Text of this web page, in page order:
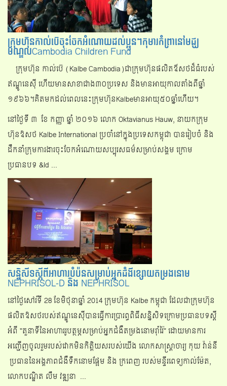
ក្រុមហ៊ុនកាល់ប៊េចុះចែកអំណោយដល់ប្អូនៗកុមារកំព្រានៅមជ្ឃ
មណ្ឌលCambodia Children Fund
ក្រុមហ៊ុន កាល់ប៊េ (Kalbe Cambodia)ជាក្រុមហ៊ុនផលិតឳសថដ៏ធំរបស់
ឥណ្ឌូនេស៊ី ហើយមានសាខាជាង៣០ប្រទេស និង​មានអាយុកាលតាំងពីឆ្នាំ
១៩៦៦។គិតមកដល់ពេលនេះក្រុមហ៊ុនKalbeមានអាយុ៥០ឆ្នាំហើយ។
នៅថ្ងៃទី ​​៣ ​ខែ កញ្ញា ឆ្នាំ ​២០១៦ លោក Oktavianus Hauw, នាយក​ក្រុម
ហ៊ុន​ឱសថ Kalbe International ប្រចាំ​នៅក្នុង​ប្រទេស​កម្ពុជា បានរៀបចំ និង
ដឹកនាំក្រុមការងារចុះចែកអំណោយសប្បុរសធម៌សម្រាប់សង្គម ក្រោម
ប្រធានបទ &ld ...
សន្និសីទស្ដីពីអាហារបំប៉នសម្រាប់អ្នកជំងីខ្សោយតម្រងនោម
NEPHRISOL-D និង NEPHRISOL
នៅថ្ងៃសៅរ៍ទី 28 ខែមិថុនាឆ្នាំ 2014 ក្រុមហ៊ុន Kalbe កម្ពុជា ដែលជាក្រុមហ៊ុន
ផលិតឱសថរបស់ឥណ្ឌូនេស៊ីបានធ្វើការប្រារព្ធពិធីសន្និសិទក្រោមប្រធានបទស្ដី
អំពី "តួនាទីនៃអាហាររូបត្ថម្ភសម្រាប់អ្នកជំងឺតម្រងនោមរ៉ាំរ៉ៃ" ដោយមានការ
អញ្ជើញចូលរួមរបស់វោកមិនកិត្តិយសរបស់យើង លោកសាស្រ្តាចារ្យ កុយ វ៉ាន់នី
ប្រធាននៃអង្គភាពជំងឺទឹកនោមផ្អែម និង ក្រពេញ របស់មន្ទីរពេទ្យកាល់ម៉ែត,
លោកបណ្ឌិត លឹម វឌ្ឍនា ...